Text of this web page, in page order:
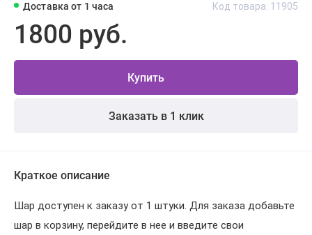
Доставка от 1 часа Код товара: 11905
1800 руб.
Купить
Заказать в 1 клик
Краткое описание
Шар доступен к заказу от 1 штуки. Для заказа добавьте
шар в корзину, перейдите в нее и введите свои